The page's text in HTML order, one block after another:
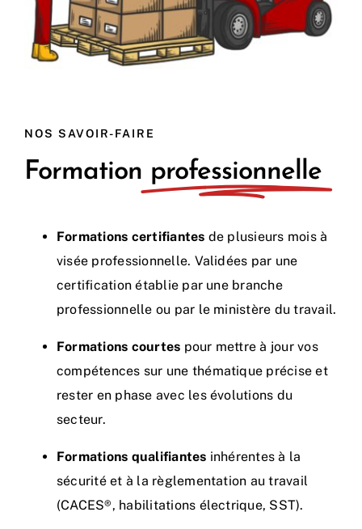
NOS SAVOIR-FAIRE
Formation professionnelle
Formations certifiantes de plusieurs mois à
visée professionnelle. Validées par une
certification établie par une branche
professionnelle ou par le ministère du travail.
Formations courtes pour mettre à jour vos
compétences sur une thématique précise et
rester en phase avec les évolutions du
secteur.
Formations qualifiantes inhérentes à la
sécurité et à la règlementation au travail
(CACES®, habilitations électrique, SST).